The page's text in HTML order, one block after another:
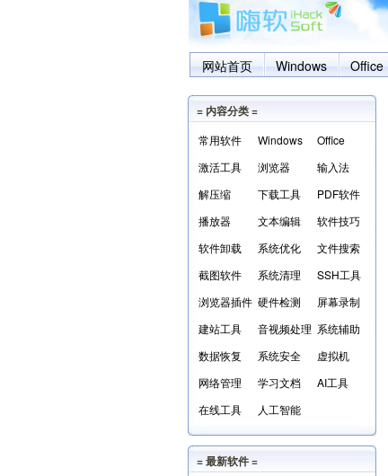
网站首页 Windows Office
= 内容分类 =
常用软件 Windows
Office
激活工具
浏览器
输入法
解压缩
下载工具
PDF软件
播放器
文本编辑
软件技巧
软件卸载
系统优化
文件搜索
截图软件
系统清理
SSH工具
浏览器插件 硬件检测
屏幕录制
建站工具
音视频处理 系统辅助
数据恢复
系统安全
虚拟机
网络管理
学习文档
AI工具
在线工具
人工智能
= 最新软件 =